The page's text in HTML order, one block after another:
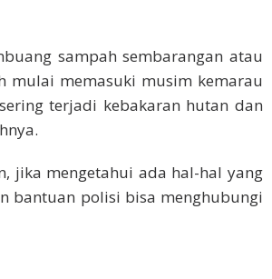
sampah sembarangan atau
mulai memasuki musim kemarau
terjadi kebakaran hutan dan
jika mengetahui ada hal-hal yang
bantuan polisi bisa menghubungi